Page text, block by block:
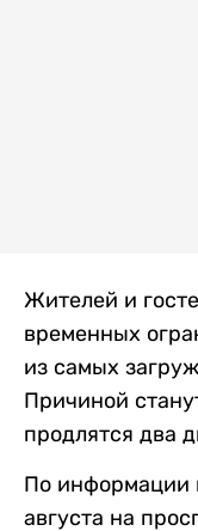
Жителей и
временных
из самых
Причиной
продлятся два
По информации
августа на